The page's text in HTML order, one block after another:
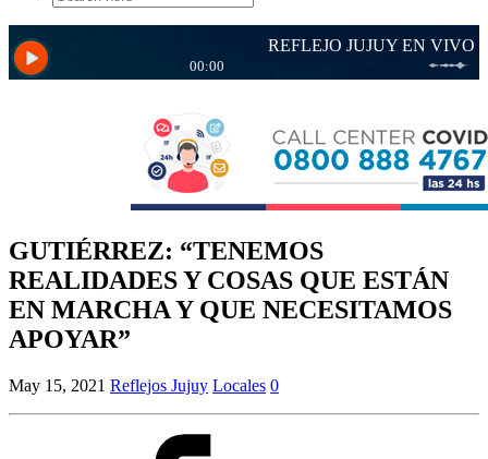
for:
GUTIÉRREZ: “TENEMOS
REALIDADES Y COSAS QUE ESTÁN
EN MARCHA Y QUE NECESITAMOS
APOYAR”
May 15, 2021 Reflejos Jujuy Locales 0